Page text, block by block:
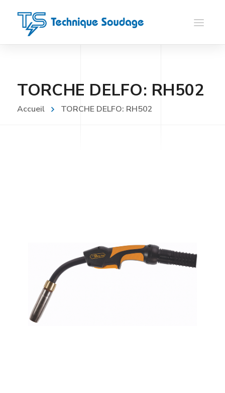
TORCHE DELFO: RH502
Accueil TORCHE DELFO: RH502